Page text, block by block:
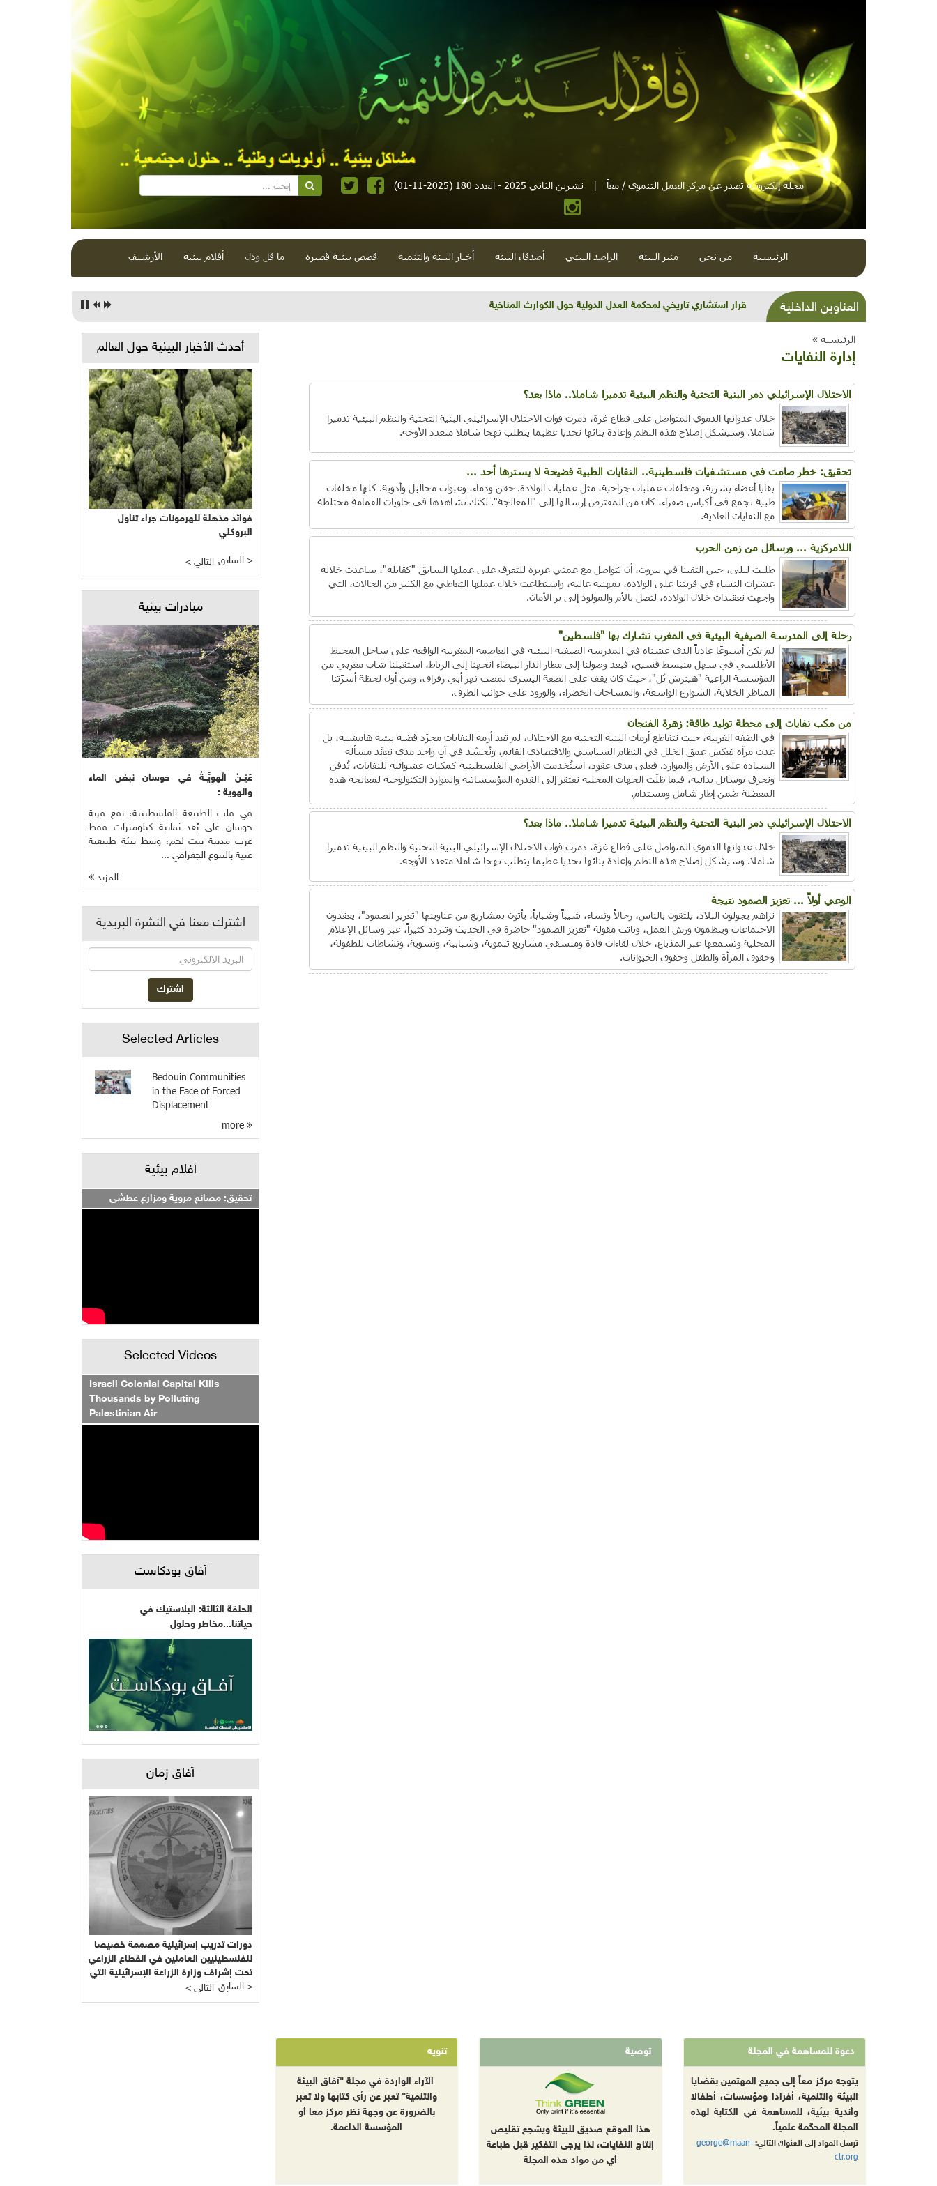
مجلة إلكترونية تصدر عن مركز العمل التنموي / معاً | تشرين الثاني 2025 - العدد 180 (2025-11-01)
الرئيسية من نحن منبر البيئة الراصد البيئي أصدقاء البيئة أخبار البيئة والتنمية قصص بيئية قصيرة ما قل ودل أفلام بيئية الأرشيف
العناوين الداخلية شذرات بيئية وتنموية...بنية تحتية وحلويات قبيحة وحاكورة ونوبل وزيتون و"سيباط"
الرئيسية »
إدارة النفايات
الاحتلال الإسرائيلي دمر البنية التحتية والنظم البيئية تدميرا شاملا.. ماذا بعد؟
خلال عدوانها الدموي المتواصل على قطاع غزة، دمرت قوات الاحتلال الإسرائيلي البنية التحتية والنظم البيئية تدميرا
شاملا. وسيشكل إصلاح هذه النظم وإعادة بنائها تحديا عظيما يتطلب نهجا شاملا متعدد الأوجه.
تحقيق: خطر صامت في مستشفيات فلسطينية.. النفايات الطبية فضيحة لا يسترها أحد ...
بقايا أعضاء بشرية، ومخلفات عمليات جراحية، مثل عمليات الولادة. حقن ودماء، وعبوات محاليل وأدوية. كلها مخلفات
طبية تجمع في أكياس صفراء، كان من المفترض إرسالها إلى "المعالجة". لكنك تشاهدها في حاويات القمامة مختلطة
مع النفايات العادية.
اللامركزية ... ورسائل من زمن الحرب
طلبت ليلى، حين التقينا في بيروت، أن تتواصل مع عمتي عزيزة للتعرف على عملها السابق "كقابلة"، ساعدت خلاله
عشرات النساء في قريتنا على الولادة، بمهنية عالية، واستطاعت خلال عملها التعاطي مع الكثير من الحالات، التي
واجهت تعقيدات خلال الولادة، لتصل بالأم والمولود إلى بر الأمان.
رحلة إلى المدرسة الصيفية البيئية في المغرب تشارك بها "فلسطين"
لم يكن أسبوعًا عادياً الذي عشناه في المدرسة الصيفية البيئية في العاصمة المغربية الواقعة على ساحل المحيط
الأطلسي في سهل منبسط فسيح، فبعد وصولنا إلى مطار الدار البيضاء اتجهنا إلى الرباط، استقبلنا شاب مغربي من
المؤسسة الراعية "هينرش بُل"، حيث كان يقف على الضفة اليسرى لمصب نهر أبي رقراق، ومن أول لحظة أسرَتنا
المناظر الخلابة، الشوارع الواسعة، والمساحات الخضراء، والورود على جوانب الطرق.
من مكب نفايات إلى محطة توليد طاقة: زهرة الفنجان
في الضفة الغربية، حيث تتقاطع أزمات البنية التحتية مع الاحتلال، لم تعد أزمة النفايات مجرّد قضية بيئية هامشية، بل
غدت مرآة تعكس عمق الخلل في النظام السياسي والاقتصادي القائم، وتُجسّد في آنٍ واحد مدى تعقّد مسألة
السيادة على الأرض والموارد. فعلى مدى عقود، استُخدمت الأراضي الفلسطينية كمكبات عشوائية للنفايات، تُدفن
وتحرق بوسائل بدائية، فيما ظلّت الجهات المحلية تفتقر إلى القدرة المؤسساتية والموارد التكنولوجية لمعالجة هذه
المعضلة ضمن إطار شامل ومستدام.
الاحتلال الإسرائيلي دمر البنية التحتية والنظم البيئية تدميرا شاملا.. ماذا بعد؟
خلال عدوانها الدموي المتواصل على قطاع غزة، دمرت قوات الاحتلال الإسرائيلي البنية التحتية والنظم البيئية تدميرا
شاملا. وسيشكل إصلاح هذه النظم وإعادة بنائها تحديا عظيما يتطلب نهجا شاملا متعدد الأوجه.
الوعي أولاً ... تعزيز الصمود نتيجة
تراهم يجولون البلاد، يلتقون بالناس، رجالاً ونساء، شيباً وشباباً، يأتون بمشاريع من عناوينها "تعزيز الصمود"، يعقدون
الاجتماعات وينظمون ورش العمل، وباتت مقولة "تعزيز الصمود" حاضرة في الحديث وتتردد كثيراً، عبر وسائل الإعلام
المحلية وتسمعها عبر المذياع، خلال لقاءات قادة ومنسقي مشاريع تنموية، وشبابية، ونسوية، ونشاطات للطفولة،
وحقوق المرأة والطفل وحقوق الحيوانات.
أحدث الأخبار البيئية حول العالم
فوائد مذهلة للهرمونات جراء تناول
البروكلي
< التالي السابق >
مبادرات بيئية
عَيْــنُ الْهوِيَّــةُ في حوسان نبض الماء
والهوية :
في قلب الطبيعة الفلسطينية، تقع قرية
حوسان على بُعد ثمانية كيلومترات فقط
غرب مدينة بيت لحم، وسط بيئة طبيعية
غنية بالتنوع الجغرافي ...
المزيد
اشترك معنا في النشرة البريدية
Selected Articles
Bedouin Communities
in the Face of Forced
Displacement
أفلام بيئية
تحقيق: مصانع مروية ومزارع عطشى
Selected Videos
Israeli Colonial Capital Kills
Thousands by Polluting
Palestinian Air
آفاق بودكاست
الحلقة الثالثة: البلاستيك في
حياتنا...مخاطر وحلول
آفاق زمان
دورات تدريب إسرائيلية مصممة خصيصا
للفلسطينيين العاملين في القطاع الزراعي
تحت إشراف وزارة الزراعة الإسرائيلية التي
يرأسها يائير شَمِير نائب ليبرمان رئيس
"إسرائيل بيتنا"!!!
< التالي السابق >
دعوة للمساهمة في المجلة
يتوجه مركز معاً إلى جميع المهتمين بقضايا
البيئة والتنمية، أفرادا ومؤسسات، أطفالا
وأندية بيئية، للمساهمة في الكتابة لهذه
المجلة المحكّمة علمياً.
ترسل المواد إلى العنوان التالي:george@maan-
ctr.org
توصية
هذا الموقع صديق للبيئة ويشجع تقليص
إنتاج النفايات، لذا يرجى التفكير قبل طباعة
أي من مواد هذه المجلة
تنويه
الآراء الواردة في مجلة "آفاق البيئة
والتنمية" تعبر عن رأي كتابها ولا تعبر
بالضرورة عن وجهة نظر مركز معا أو
المؤسسة الداعمة.